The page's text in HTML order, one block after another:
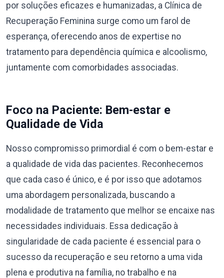
por soluções eficazes e humanizadas, a Clínica de
Recuperação Feminina surge como um farol de
esperança, oferecendo anos de expertise no
tratamento para dependência química e alcoolismo,
juntamente com comorbidades associadas.
Foco na Paciente: Bem-estar e
Qualidade de Vida
Nosso compromisso primordial é com o bem-estar e
a qualidade de vida das pacientes. Reconhecemos
que cada caso é único, e é por isso que adotamos
uma abordagem personalizada, buscando a
modalidade de tratamento que melhor se encaixe nas
necessidades individuais. Essa dedicação à
singularidade de cada paciente é essencial para o
sucesso da recuperação e seu retorno a uma vida
plena e produtiva na família, no trabalho e na